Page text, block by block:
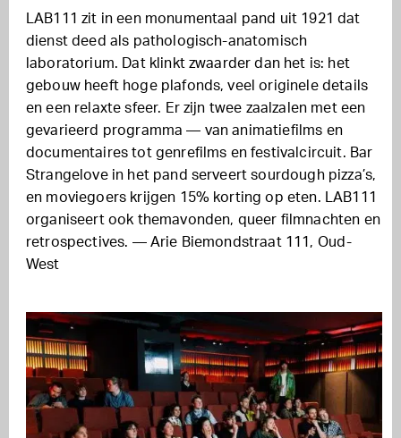
LAB111 zit in een monumentaal pand uit 1921 dat
dienst deed als pathologisch-anatomisch
laboratorium. Dat klinkt zwaarder dan het is: het
gebouw heeft hoge plafonds, veel originele details
en een relaxte sfeer. Er zijn twee zaalzalen met een
gevarieerd programma — van animatiefilms en
documentaires tot genrefilms en festivalcircuit. Bar
Strangelove in het pand serveert sourdough pizza’s,
en moviegoers krijgen 15% korting op eten. LAB111
organiseert ook themavonden, queer filmnachten en
retrospectives. — Arie Biemondstraat 111, Oud-
West